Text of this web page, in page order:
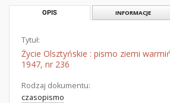
OPIS INFORMACJE
Tytuł:
Życie Olsztyńskie : pismo ziemi
1947, nr 236
Rodzaj dokumentu:
czasopismo